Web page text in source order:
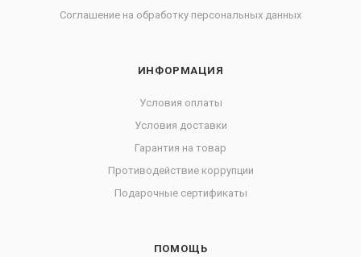
Соглашение на обработку персональных данных
ИНФОРМАЦИЯ
Условия оплаты
Условия доставки
Гарантия на товар
Противодействие коррупции
Подарочные сертификаты
ПОМОЩЬ